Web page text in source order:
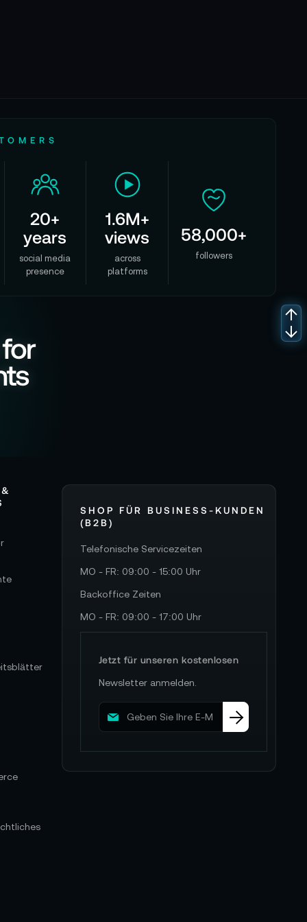
20+
years
social media
presence
1.6M+
views
across
platforms
58,000+
followers
SHOP FÜR BUSINESS-KUNDEN
(B2B)
Telefonische Servicezeiten
MO - FR: 09:00 - 15:00 Uhr
Backoffice Zeiten
MO - FR: 09:00 - 17:00 Uhr
Jetzt für unseren kostenlosen
Newsletter anmelden.
M
d